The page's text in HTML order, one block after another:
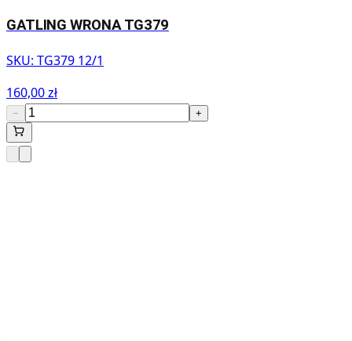
GATLING WRONA TG379
SKU: TG379 12/1
160,00 zł
− +